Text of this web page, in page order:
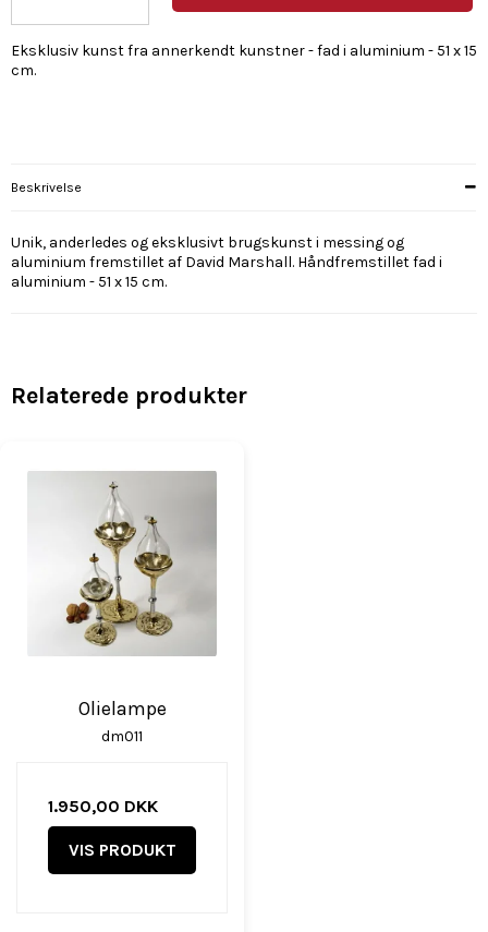
Eksklusiv kunst fra annerkendt kunstner - fad i aluminium - 51 x 15
cm.
Beskrivelse
Unik, anderledes og eksklusivt brugskunst i messing og
aluminium fremstillet af David Marshall. Håndfremstillet fad i
aluminium - 51 x 15 cm.
Relaterede produkter
Olielampe
dm011
1.950,00 DKK
VIS PRODUKT